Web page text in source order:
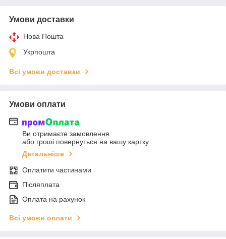
Умови доставки
Нова Пошта
Укрпошта
Всі умови доставки
Умови оплати
Ви отримаєте замовлення
або гроші повернуться на вашу картку
Детальніше
Оплатити частинами
Післяплата
Оплата на рахунок
Всі умови оплати